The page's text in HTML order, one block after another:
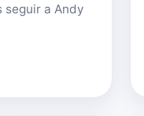
seguir a Andy